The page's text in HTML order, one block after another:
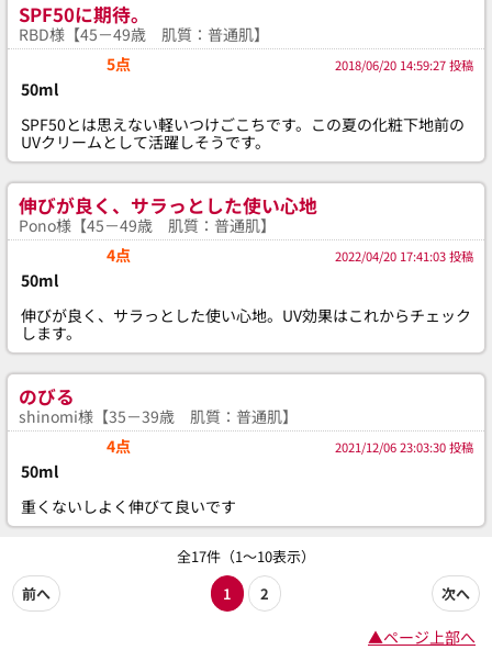
SPF50に期待。
RBD様【45－49歳 肌質：普通肌】
5点
2018/06/20 14:59:27 投稿
50ml
SPF50とは思えない軽いつけごこちです。この夏の化粧下地前の
UVクリームとして活躍しそうです。
伸びが良く、サラっとした使い心地
Pono様【45－49歳 肌質：普通肌】
4点
2022/04/20 17:41:03 投稿
50ml
伸びが良く、サラっとした使い心地。UV効果はこれからチェック
します。
のびる
shinomi様【35－39歳 肌質：普通肌】
4点
2021/12/06 23:03:30 投稿
50ml
重くないしよく伸びて良いです
全17件（1～10表示）
前へ
1 2 次へ
▲ページ上部へ